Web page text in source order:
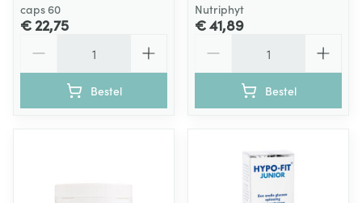
caps 60
€ 22,75
Bestel
Nutriphyt
€ 41,89
Bestel